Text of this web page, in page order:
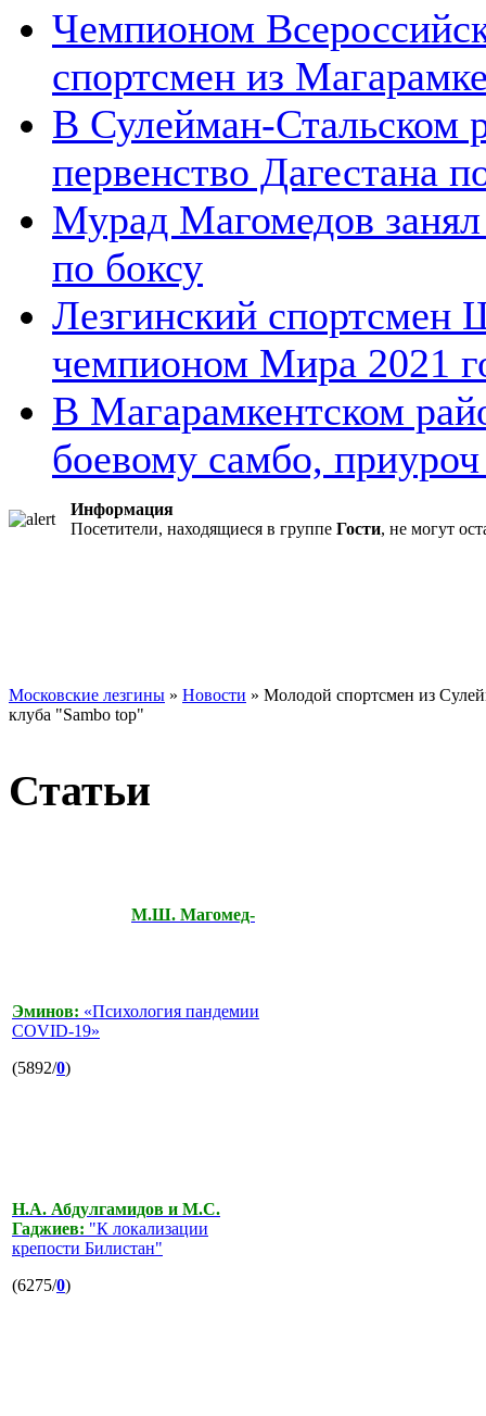
Чемпионом
спортсмен из
В Сулейман-Стальском
первенство Дагестана
Мурад Магомедов
по боксу
Лезгинский
чемпионом Мира 2021
В Магарамкентском
боевому самбо,
Информация
Посетители, находящиеся в группе Гости, не могут
Московские лезгины » Новости » Молодой спортсмен из
клуба "Sambo top"
Статьи
М.Ш. Магомед-
Эминов: «Психология пандемии
COVID-19»
(5892/0)
Н.А. Абдулгамидов и М.С.
Гаджиев: "К локализации
крепости Билистан"
(6275/0)